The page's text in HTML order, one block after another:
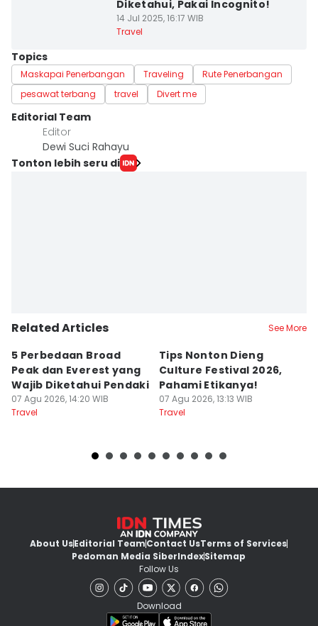
Diketahui, Pakai Incognito!
14 Jul 2025, 16:17 WIB
Travel
Topics
Maskapai Penerbangan Traveling
Rute Penerbangan
pesawat terbang
travel Divert me
Editorial Team
Editor
Dewi Suci Rahayu
Tonton lebih seru di
Related Articles See More
5 Perbedaan Broad
Peak dan Everest yang
Wajib Diketahui Pendaki
07 Agu 2026, 14:20 WIB
Travel
Tips Nonton Dieng
Culture Festival 2026,
Pahami Etikanya!
07 Agu 2026, 13:13 WIB
Travel
About UsEditorial TeamContact UsTerms of Services
Pedoman Media SiberIndexSitemap
Follow Us
Download